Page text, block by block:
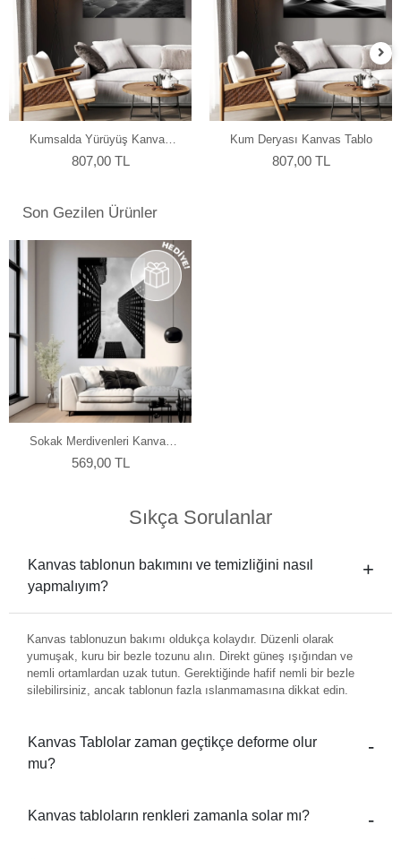
Kumsalda Yürüyüş Kanvas
Tablo
807,00 TL
Kum Deryası Kanvas Tablo
807,00 TL
Son Gezilen Ürünler
Sokak Merdivenleri Kanvas
Tablo
569,00 TL
Sıkça Sorulanlar
Kanvas tablonun bakımını ve temizliğini nasıl
yapmalıyım?
Kanvas tablonuzun bakımı oldukça kolaydır. Düzenli olarak
yumuşak, kuru bir bezle tozunu alın. Direkt güneş ışığından ve
nemli ortamlardan uzak tutun. Gerektiğinde hafif nemli bir bezle
silebilirsiniz, ancak tablonun fazla ıslanmamasına dikkat edin.
Kanvas Tablolar zaman geçtikçe deforme olur
mu?
Kanvas tabloların renkleri zamanla solar mı?